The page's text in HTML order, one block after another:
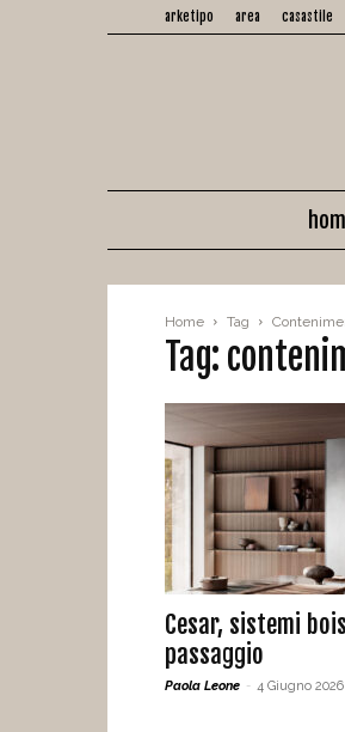
arketipo area casastile
Home Tag
Tag:
Cesar, sistemi
passaggio
Paola Leone - 4 Giugno 2026